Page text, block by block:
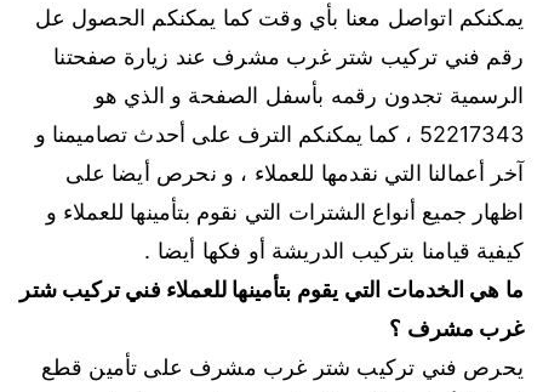
يمكنكم اتواصل معنا بأي وقت كما يمكنكم الحصول عل
رقم فني تركيب شتر غرب مشرف عند زيارة صفحتنا
الرسمية تجدون رقمه بأسفل الصفحة و الذي هو
52217343 ، كما يمكنكم الترف على أحدث تصاميمنا و
آخر أعمالنا التي نقدمها للعملاء ، و نحرص أيضا على
اظهار جميع أنواع الشترات التي نقوم بتأمينها للعملاء و
كيفية قيامنا بتركيب الدريشة أو فكها أيضا .
ما هي الخدمات التي يقوم بتأمينها للعملاء فني تركيب شتر
غرب مشرف ؟
يحرص فني تركيب شتر غرب مشرف على تأمين قطع